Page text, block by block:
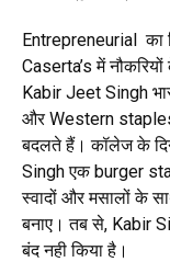
Entrepreneurial का
Caserta’s में
Kabir Jeet Singh
और Western staples
बदलते हैं। कॉलेज के
Singh एक burger
स्वादों और मसालों के
बनाए। तब से, Kabir
बंद नही किया है।